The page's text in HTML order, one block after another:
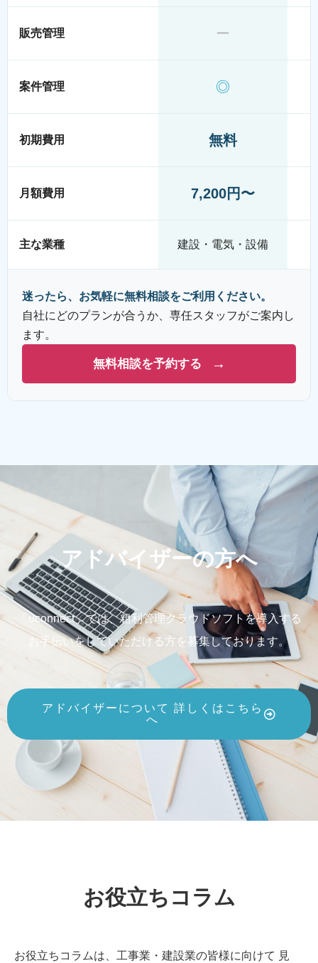
販売管理 ー
案件管理 ◎
初期費用 無料
月額費用 7,200円〜
主な業種 建設・電気・設備
迷ったら、お気軽に無料相談をご利用ください。
自社にどのプランが合うか、専任スタッフがご案内し
ます。
無料相談を予約する →
アドバイザーの方へ
「uconnect」では、粗利管理クラウドソフトを導入する
お手伝いをしていただける方を募集しております。
アドバイザーについて 詳しくはこちら
へ
お役立ちコラム
お役立ちコラムは、工事業・建設業の皆様に向けて 見